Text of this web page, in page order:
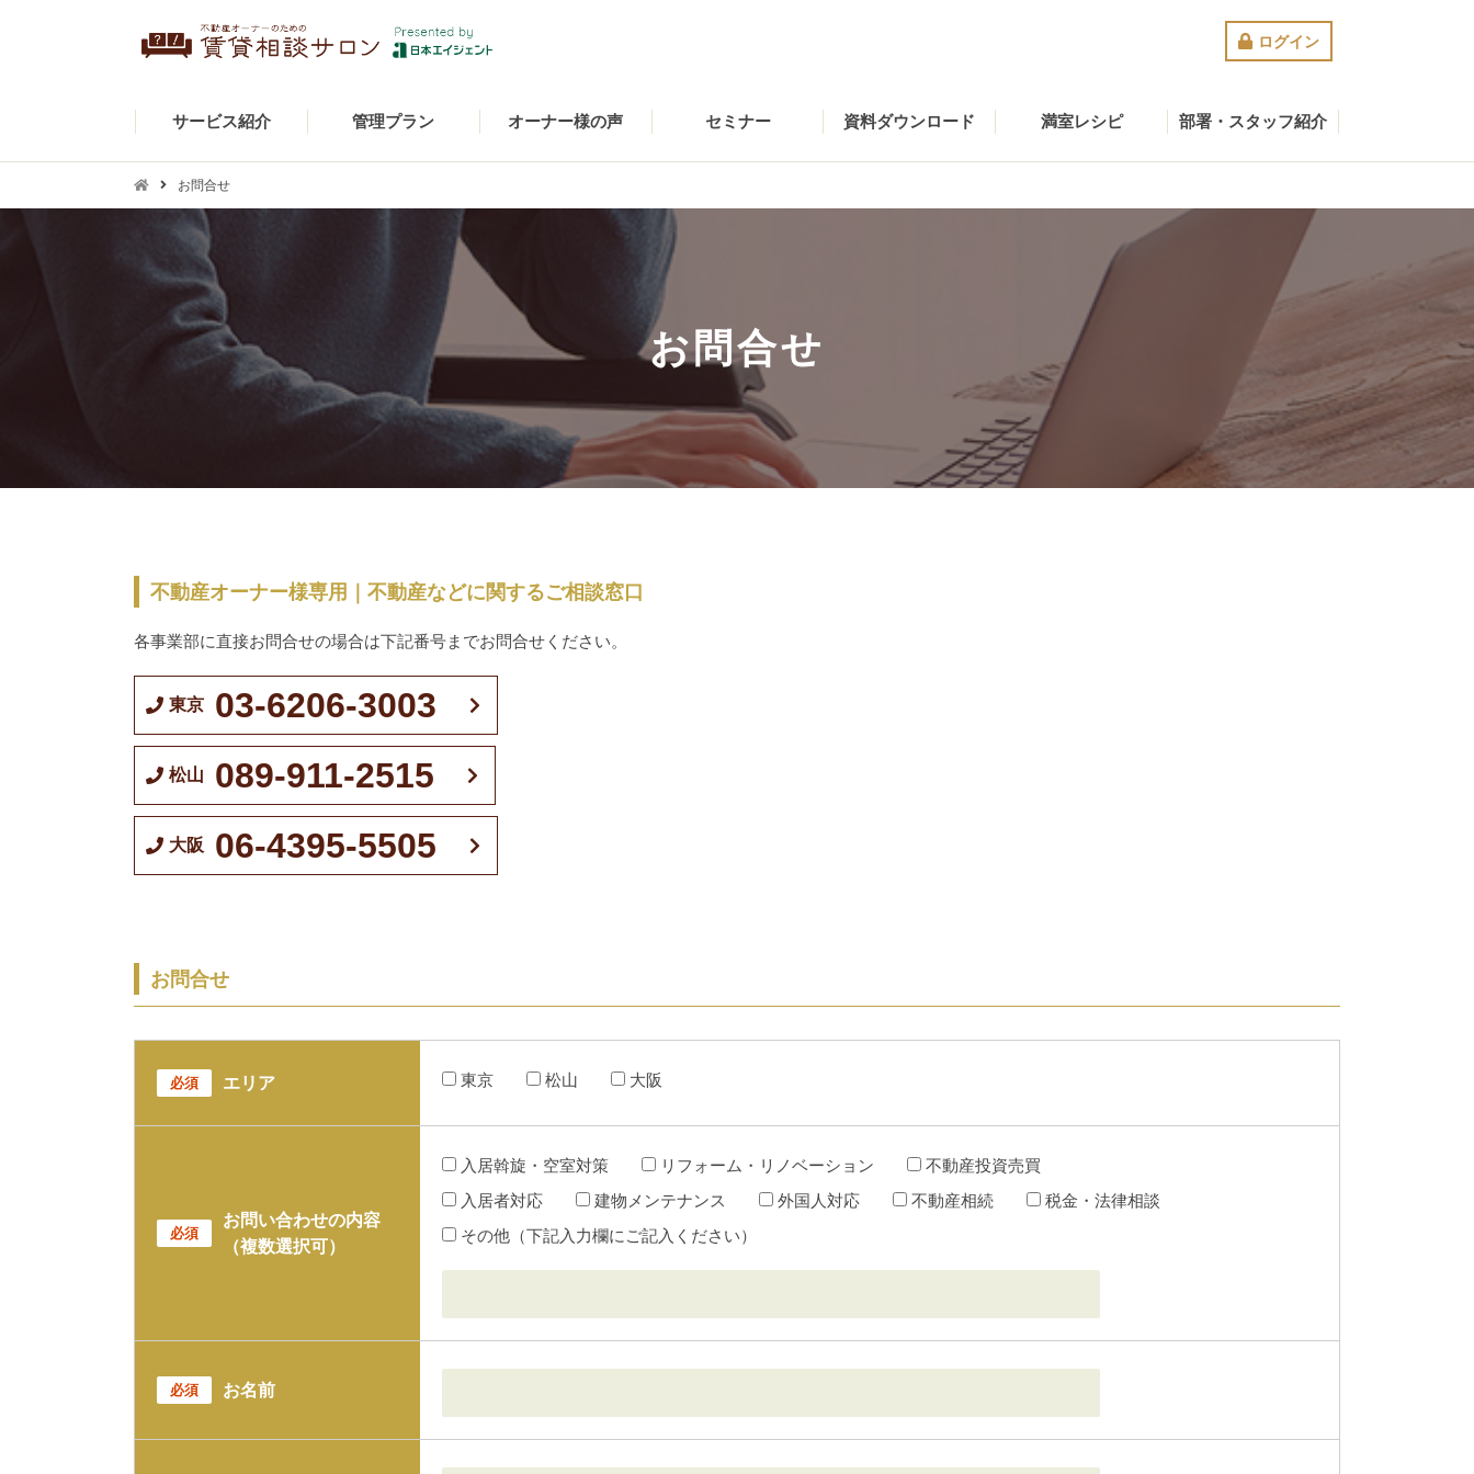
ログイン
サービス紹介 管理プラン オーナー様の声 セミナー 資料ダウンロード 満室レシピ 部署・スタッフ紹介
お問合せ
お問合せ
不動産オーナー様専用｜不動産などに関するご相談窓口
各事業部に直接お問合せの場合は下記番号までお問合せください。
東京 03-6206-3003
松山 089-911-2515
大阪 06-4395-5505
お問合せ
必須 エリア 東京 松山 大阪
必須
お問い合わせの内容
（複数選択可）
入居斡旋・空室対策 リフォーム・リノベーション
不動産投資売買
入居者対応
建物メンテナンス 外国人対応 不動産相続
税金・法律相談
その他（下記入力欄にご記入ください）
必須 お名前